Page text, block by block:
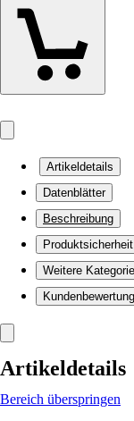
Artikeldetails
Datenblätter
Beschreibung
Produktsicherheit
Weitere
Artikeldetails
Bereich überspringen